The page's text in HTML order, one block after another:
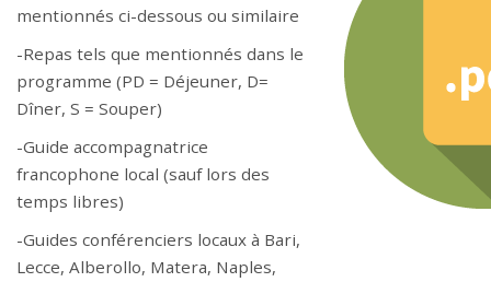
mentionnés ci-dessous ou similaire
-Repas tels que mentionnés dans le
programme (PD = Déjeuner, D=
Dîner, S = Souper)
-Guide accompagnatrice
francophone local (sauf lors des
temps libres)
-Guides conférenciers locaux à Bari,
Lecce, Alberollo, Matera, Naples,